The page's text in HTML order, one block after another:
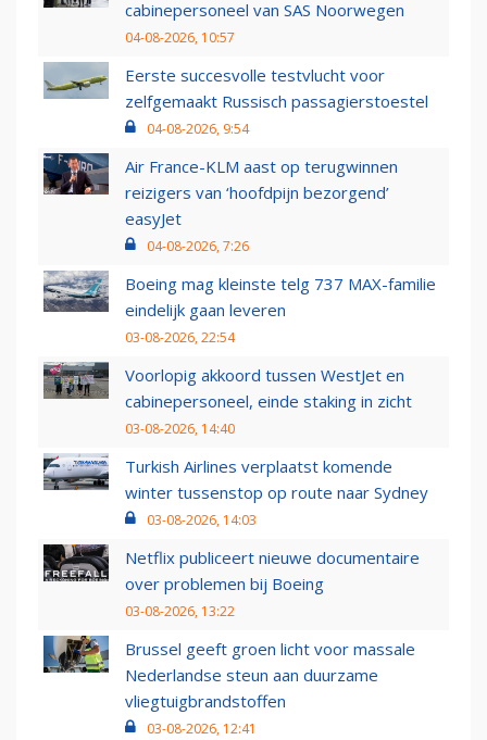
cabinepersoneel van SAS Noorwegen
04-08-2026, 10:57
Eerste succesvolle testvlucht voor
zelfgemaakt Russisch passagierstoestel
04-08-2026, 9:54
Air France-KLM aast op terugwinnen
reizigers van ‘hoofdpijn bezorgend’
easyJet
04-08-2026, 7:26
Boeing mag kleinste telg 737 MAX-familie
eindelijk gaan leveren
03-08-2026, 22:54
Voorlopig akkoord tussen WestJet en
cabinepersoneel, einde staking in zicht
03-08-2026, 14:40
Turkish Airlines verplaatst komende
winter tussenstop op route naar Sydney
03-08-2026, 14:03
Netflix publiceert nieuwe documentaire
over problemen bij Boeing
03-08-2026, 13:22
Brussel geeft groen licht voor massale
Nederlandse steun aan duurzame
vliegtuigbrandstoffen
03-08-2026, 12:41